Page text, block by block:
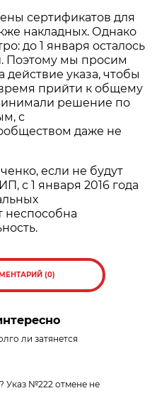
сертификатов для
накладных. Однако
до 1 января осталось
Поэтому мы просим
указа, чтобы
прийти к общему
решение по
с
даже не
если не будут
с 1 января 2016 года
неспособна
(0)
ли затянется
Указ №222 отмене не